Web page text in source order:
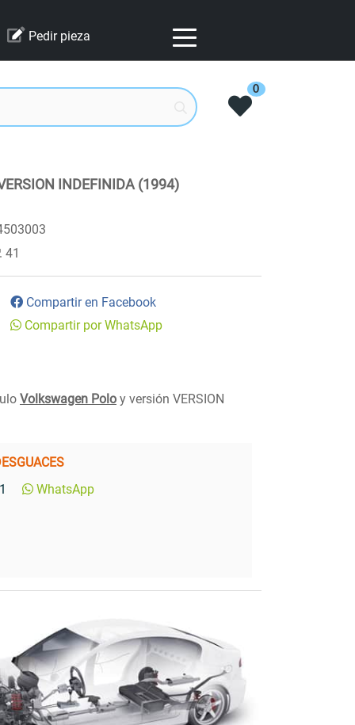
Pedir pieza
0
INDEFINIDA (1994)
41
Compartir en Facebook
Compartir por WhatsApp
Volkswagen Polo y versión VERSION
WhatsApp